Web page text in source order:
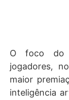
O foco do
jogadores,
maior
inteligência